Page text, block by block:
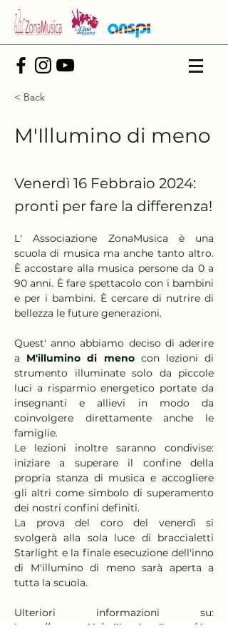
< Back
M'Illumino di meno
Venerdì 16 Febbraio 2024:
pronti per fare la differenza!
L' Associazione ZonaMusica è una
scuola di musica ma anche tanto altro.
È accostare alla musica persone da 0 a
90 anni. È fare spettacolo con i bambini
e per i bambini. È cercare di nutrire di
bellezza le future generazioni.
Quest' anno abbiamo deciso di aderire
a M'illumino di meno con lezioni di
strumento illuminate solo da piccole
luci a risparmio energetico portate da
insegnanti e allievi in modo da
coinvolgere direttamente anche le
famiglie.
Le lezioni inoltre saranno condivise:
iniziare a superare il confine della
propria stanza di musica e accogliere
gli altri come simbolo di superamento
dei nostri confini definiti.
La prova del coro del venerdì si
svolgerà alla sola luce di braccialetti
Starlight e la finale esecuzione dell'inno
di M'illumino di meno sarà aperta a
tutta la scuola.
https://www.rai.it/milluminodimeno/dec